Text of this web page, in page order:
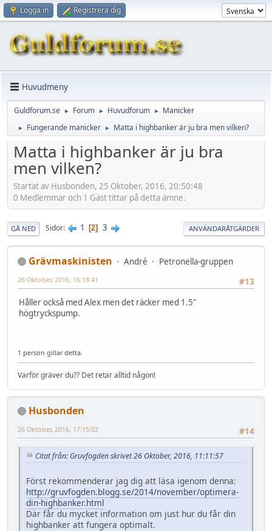
Logga in Registrera dig
Huvudmeny
Guldforum.se ► Forum ► Huvudforum ► Manicker
► Fungerande manicker ► Matta i highbanker är ju bra men vilken?
Matta i highbanker är ju bra
men vilken?
Startat av Husbonden, 25 Oktober, 2016, 20:50:48
0 Medlemmar och 1 Gäst tittar på detta ämne.
GÅ NED Sidor 1 2 3 ANVÄNDARÅTGÄRDER
Grävmaskinisten André
Petronella-gruppen
#13
26 Oktober, 2016, 16:18:41
Håller också med Alex men det räcker med 1.5"
högtryckspump.
1 person gillar detta.
Varför gräver du?? Det retar alltid någon!
Husbonden
#14
26 Oktober, 2016, 17:15:02
Citat från: Gruvfogden skrivet 26 Oktober, 2016, 11:11:57
Först rekommenderar jag dig att läsa igenom denna:
http://gruvfogden.blogg.se/2014/november/optimera-
din-highbanker.html
Där får du mycket information om just hur du får din
highbanker att fungera optimalt.